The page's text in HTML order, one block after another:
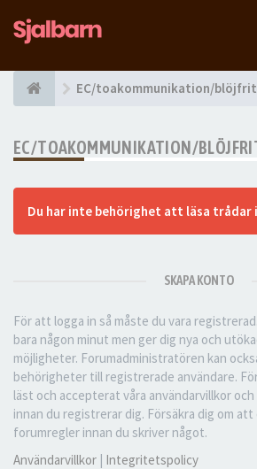
EC/toakommunikation/
EC/TOAKOMMUNIKATION/
Du har inte behörighet att läsa trådar
SKAPA KONTO
För att logga in så måste du vara
bara någon minut men ger dig nya och
möjligheter. Forumadministratören kan
behörigheter till registrerade användare.
läst och accepterat våra användarvillkor
innan du registrerar dig. Försäkra dig om
forumregler innan du skriver något.
Användarvillkor | Integritetspolicy